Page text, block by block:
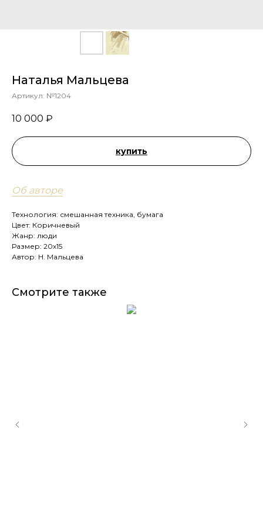
Наталья Мальцева
Артикул: №1204
10 000 ₽
купить
Об авторе
Технология: смешанная техника, бумага
Цвет: Коричневый
Жанр: люди
Размер: 20х15
Автор: Н. Мальцева
Смотрите также